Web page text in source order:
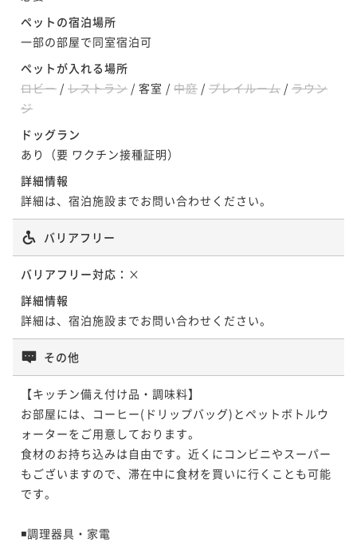
二食付き 事前決済可
2名 ¥ 93,385 ~
夕朝食付き（3年とらふぐ鍋セット） 愛犬同泊1匹
二食付き 事前決済可
IN 15:00 - 18:00 OUT11:00
2名 ¥ 93,860 ~
夕朝食付き（3年とらふぐ鍋セット） 愛犬同泊2匹
二食付き
ポイント即利用で最大5％OFF
ペットの宿泊場所
一部の部屋で同室宿泊可
ペットが入れる場所
ロビー / レストラン / 客室 / 中庭 / プレイルーム / ラウン
ジ
ドッグラン
あり（要 ワクチン接種証明）
詳細情報
詳細は、宿泊施設までお問い合わせください。
バリアフリー
バリアフリー対応： ×
詳細情報
詳細は、宿泊施設までお問い合わせください。
その他
【キッチン備え付け品・調味料】
お部屋には、コーヒー(ドリップバッグ)とペットボトルウ
ォーターをご用意しております。
​食材のお持ち込みは自由です。近くにコンビニやスーパー
もございますので、滞在中に食材を買いに行くことも可能
です。
◾️調理器具・家電